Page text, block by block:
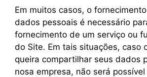
Em muitos casos, o
dados pessoais é necessário
fornecimento de um serviço ou
do Site. Em tais situações, caso
queira compartilhar seus dados
nosa empresa, não será